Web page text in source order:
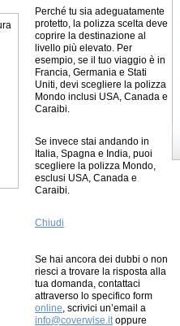
Perché tu sia adeguatamente
protetto, la polizza scelta deve
coprire la destinazione al
livello più elevato. Per
esempio, se il tuo viaggio è in
Francia, Germania e Stati
Uniti, devi scegliere la polizza
Mondo inclusi USA, Canada e
Caraibi.
Se invece stai andando in
Italia, Spagna e India, puoi
scegliere la polizza Mondo,
esclusi USA, Canada e
Caraibi.
Chiudi
Se hai ancora dei dubbi o non
riesci a trovare la risposta alla
tua domanda, contattaci
attraverso lo specifico form
online, scrivici un’email a
info@coverwise.itoppure